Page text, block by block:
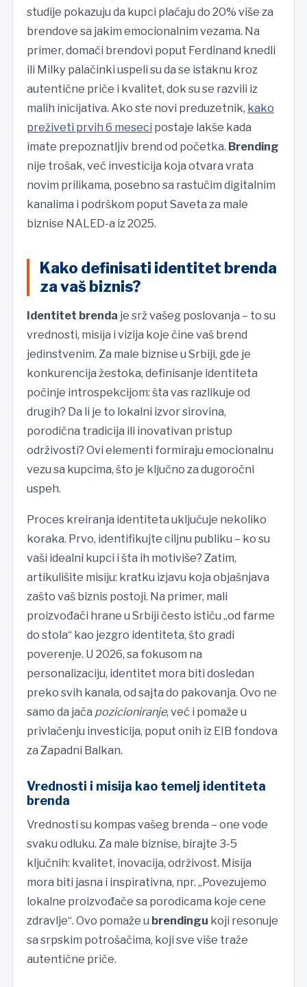
studije pokazuju da kupci plaćaju do 20% više za
brendove sa jakim emocionalnim vezama. Na
primer, domaći brendovi poput Ferdinand knedli
ili Milky palačinki uspeli su da se istaknu kroz
autentične priče i kvalitet, dok su se razvili iz
malih inicijativa. Ako ste novi preduzetnik, kako
preživeti prvih 6 meseci postaje lakše kada
imate prepoznatljiv brend od početka. Brending
nije trošak, već investicija koja otvara vrata
novim prilikama, posebno sa rastućim digitalnim
kanalima i podrškom poput Saveta za male
biznise NALED-a iz 2025.
Kako definisati identitet brenda
za vaš biznis?
Identitet brenda je srž vašeg poslovanja – to su
vrednosti, misija i vizija koje čine vaš brend
jedinstvenim. Za male biznise u Srbiji, gde je
konkurencija žestoka, definisanje identiteta
počinje introspekcijom: šta vas razlikuje od
drugih? Da li je to lokalni izvor sirovina,
porodična tradicija ili inovativan pristup
održivosti? Ovi elementi formiraju emocionalnu
vezu sa kupcima, što je ključno za dugoročni
uspeh.
Proces kreiranja identiteta uključuje nekoliko
koraka. Prvo, identifikujte ciljnu publiku – ko su
vaši idealni kupci i šta ih motiviše? Zatim,
artikulišite misiju: kratku izjavu koja objašnjava
zašto vaš biznis postoji. Na primer, mali
proizvođači hrane u Srbiji često ističu „od farme
do stola“ kao jezgro identiteta, što gradi
poverenje. U 2026, sa fokusom na
personalizaciju, identitet mora biti dosledan
preko svih kanala, od sajta do pakovanja. Ovo ne
samo da jača pozicioniranje, već i pomaže u
privlačenju investicija, poput onih iz EIB fondova
za Zapadni Balkan.
Vrednosti i misija kao temelj identiteta
brenda
Vrednosti su kompas vašeg brenda – one vode
svaku odluku. Za male biznise, birajte 3-5
ključnih: kvalitet, inovacija, održivost. Misija
mora biti jasna i inspirativna, npr. „Povezujemo
lokalne proizvođače sa porodicama koje cene
zdravlje“. Ovo pomaže u brendingu koji resonuje
sa srpskim potrošačima, koji sve više traže
autentične priče.